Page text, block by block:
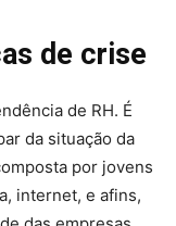
de crise
de RH. É
da situação da
por jovens
internet, e afins,